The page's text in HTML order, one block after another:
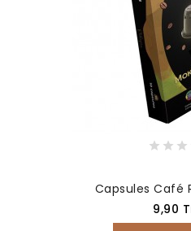
Capsules Café
Prix
9,90